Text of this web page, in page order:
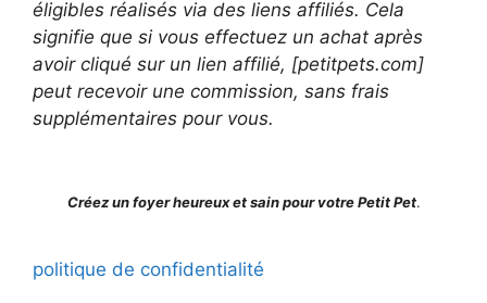
éligibles réalisés via des liens affiliés. Cela
signifie que si vous effectuez un achat après
avoir cliqué sur un lien affilié, [petitpets.com]
peut recevoir une commission, sans frais
supplémentaires pour vous.
Créez un foyer heureux et sain pour votre Petit Pet.
politique de confidentialité